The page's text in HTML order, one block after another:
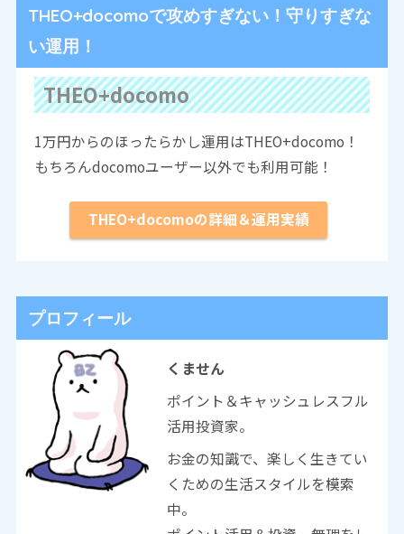
THEO+docomoで攻めすぎない！守りすぎな
い運用！
THEO+docomo
1万円からのほったらかし運用はTHEO+docomo！
もちろんdocomoユーザー以外でも利用可能！
THEO+docomoの詳細＆運用実績
プロフィール
くません
ポイント＆キャッシュレスフル
活用投資家。
お金の知識で、楽しく生きてい
くための生活スタイルを模索
中。